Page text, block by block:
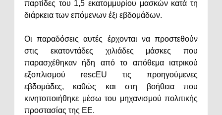
παρτίδες του 1,5 εκατομμυρίου μασκών κατά τη
διάρκεια των επόμενων έξι εβδομάδων.
Οι παραδόσεις αυτές έρχονται να προστεθούν
στις εκατοντάδες χιλιάδες μάσκες που
παρασχέθηκαν ήδη από το απόθεμα ιατρικού
εξοπλισμού rescEU τις προηγούμενες
εβδομάδες, καθώς και στη βοήθεια που
κινητοποιήθηκε μέσω του μηχανισμού πολιτικής
προστασίας της ΕΕ.